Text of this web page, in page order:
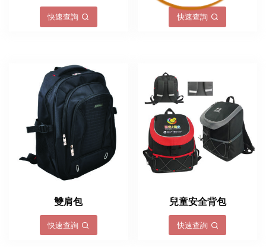
快速查詢 快速查詢
雙肩包
快速查詢
兒童安全背包
快速查詢